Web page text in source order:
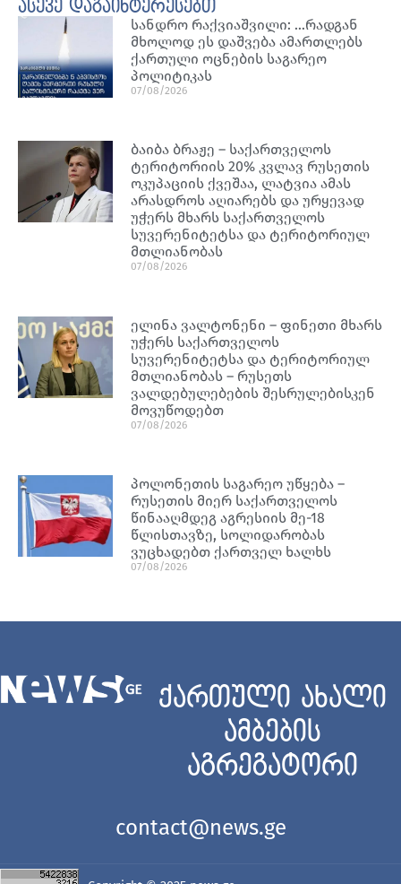
ასევე დაგაინტერესებთ
სანდრო რაქვიაშვილი: …რადგან
მხოლოდ ეს დაშვება ამართლებს
ქართული ოცნების საგარეო
პოლიტიკას
07/08/2026
ბაიბა ბრაჟე – საქართველოს
ტერიტორიის 20% კვლავ რუსეთის
ოკუპაციის ქვეშაა, ლატვია ამას
არასდროს აღიარებს და ურყევად
უჭერს მხარს საქართველოს
სუვერენიტეტსა და ტერიტორიულ
მთლიანობას
07/08/2026
ელინა ვალტონენი – ფინეთი მხარს
უჭერს საქართველოს
სუვერენიტეტსა და ტერიტორიულ
მთლიანობას – რუსეთს
ვალდებულებების შესრულებისკენ
მოვუწოდებთ
07/08/2026
პოლონეთის საგარეო უწყება –
რუსეთის მიერ საქართველოს
წინააღმდეგ აგრესიის მე-18
წლისთავზე, სოლიდარობას
ვუცხადებთ ქართველ ხალხს
07/08/2026
ქართული ახალი
ამბების
აგრეგატორი
contact@news.ge